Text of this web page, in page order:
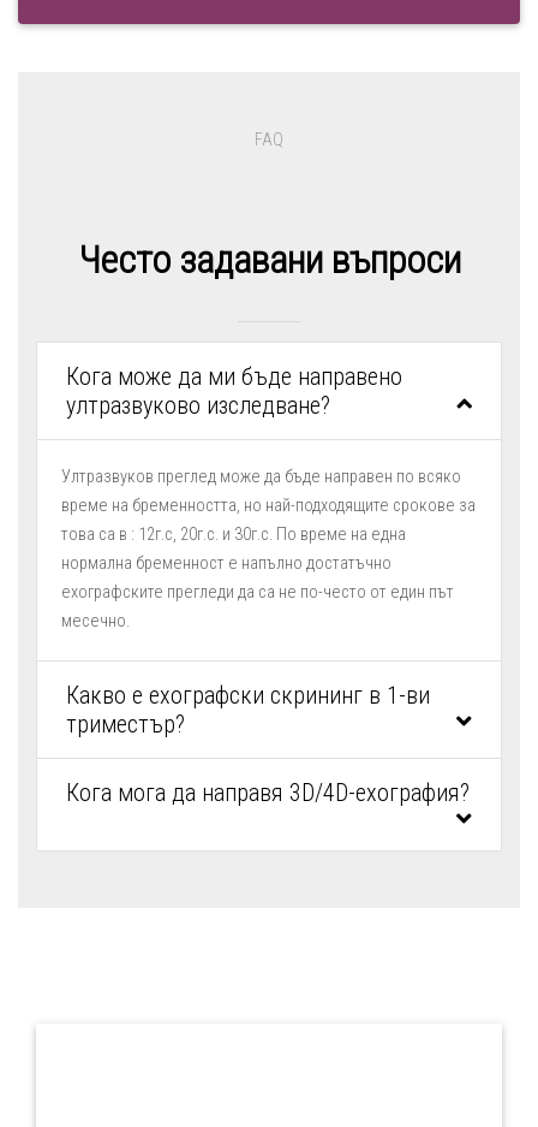
FAQ
Често задавани въпроси
Кога може да ми бъде направено
ултразвуково изследване?
Ултразвуков преглед може да бъде направен по всяко
време на бременността, но най-подходящите срокове за
това са в : 12г.с, 20г.с. и 30г.с. По време на една
нормална бременност е напълно достатъчно
ехографските прегледи да са не по-често от един път
месечно.
Какво е ехографски скрининг в 1-ви
триместър?
Кога мога да направя 3D/4D-ехография?